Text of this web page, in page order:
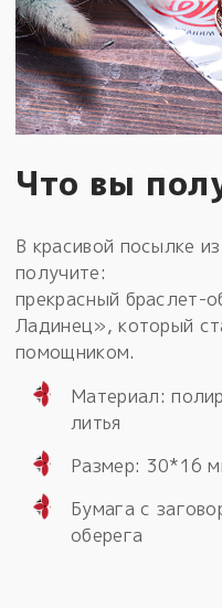
Что вы
В красивой посылке
получите:
прекрасный браслет-
Ладинец», который
помощником.
Материал:
литья
Размер: 30*16
Бумага с
оберега